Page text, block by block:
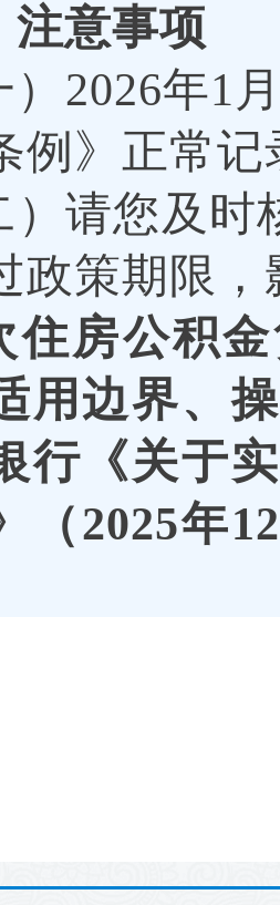
注意事项
）2026年1
例》正常
）请您及
政策期限
住房公积
用边界、
行《关于
（2025年